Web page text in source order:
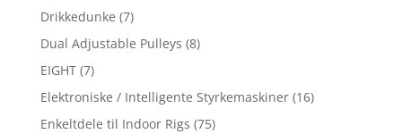
Drikkedunke (7)
Dual Adjustable Pulleys (8)
EIGHT (7)
Elektroniske / Intelligente Styrkemaskiner (16)
Enkeltdele til Indoor Rigs (75)